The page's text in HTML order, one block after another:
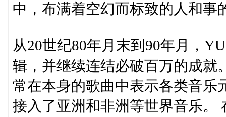
中，布满着空幻而标致的人和事
从20世纪80年月末到90年月，
辑，并继续连结必破百万的成就
常在本身的歌曲中表示各类音乐
接入了亚洲和非洲等世界音乐。